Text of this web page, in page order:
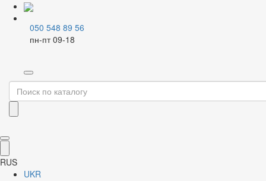
050 548 89 56
пн-пт 09-18
RUS
UKR
Главная Каталог